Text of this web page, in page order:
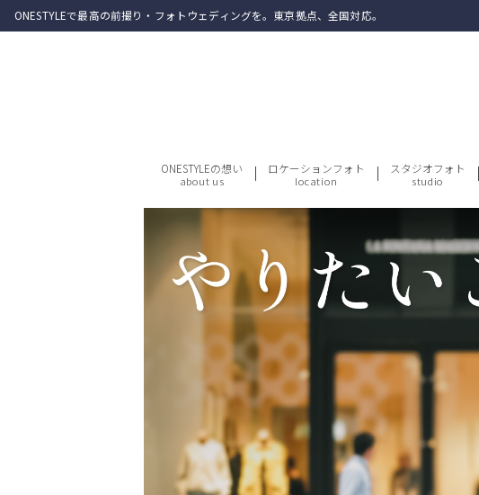
ONESTYLEで最高の前撮り・フォトウェディングを。東京拠点、全国対応。
ONESTYLEの想い
about us
ロケーションフォト
location
スタジオフォト
studio